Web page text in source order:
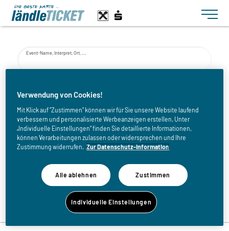
Toggle
Event-Name, Interpret, Ort, ...
bis
Zurück zur Eventliste
Verwendung von Cookies!
Mit Klick auf "Zustimmen" können wir für Sie unsere Website laufend
verbessern und personalisierte Werbeanzeigen erstellen. Unter
„Individuelle Einstellungen“ finden Sie detaillierte Informationen,
können Verarbeitungen zulassen oder widersprechen und Ihre
Zustimmung widerrufen. Zur Datenschutz-Information
Alle ablehnen Zustimmen
Individuelle Einstellungen